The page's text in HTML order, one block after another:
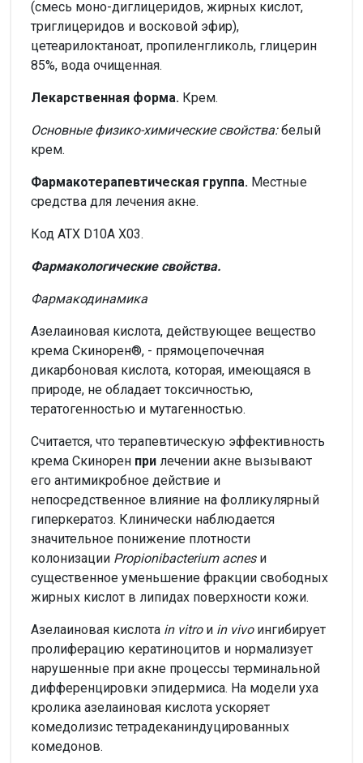
(смесь моно-диглицеридов, жирных кислот,
триглицеридов и восковой эфир),
цетеарилоктаноат, пропиленгликоль, глицерин
85%, вода очищенная.
Лекарственная форма. Крем.
Основные физико-химические свойства:белый
крем.
Фармакотерапевтическая группа. Местные
средства для лечения акне.
Код ATX D10A X03.
Фармакологические свойства.
Фармакодинамика
Азелаиновая кислота, действующее вещество
крема Скинорен®, - прямоцепочечная
дикарбоновая кислота, которая, имеющаяся в
природе, не обладает токсичностью,
тератогенностью и мутагенностью.
Считается, что терапевтическую эффективность
крема Скинорен при лечении акне вызывают
его антимикробное действие и
непосредственное влияние на фолликулярный
гиперкератоз. Клинически наблюдается
значительное понижение плотности
колонизации Propionibacterium acnesи
существенное уменьшение фракции свободных
жирных кислот в липидах поверхности кожи.
Азелаиновая кислота in vitroи in vivoингибирует
пролиферацию кератиноцитов и нормализует
нарушенные при акне процессы терминальной
дифференцировки эпидермиса. На модели уха
кролика азелаиновая кислота ускоряет
комедолизис тетрадеканиндуцированных
комедонов.